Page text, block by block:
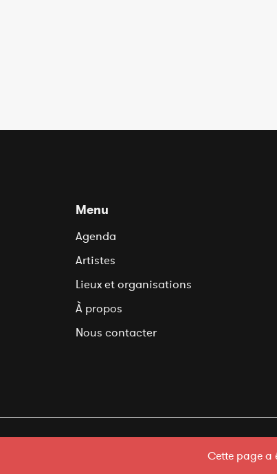
Cette page a
Menu
Agenda
Artistes
Lieux et organisations
À propos
Nous contacter